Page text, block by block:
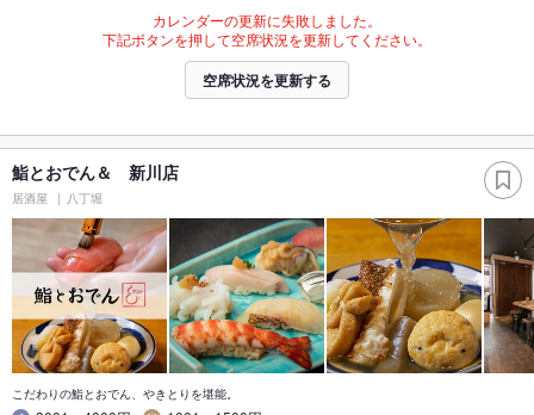
カレンダーの更新に失敗しました。
下記ボタンを押して空席状況を更新してください。
空席状況を更新する
鮨とおでん＆ 新川店
居酒屋 八丁堀
こだわりの鮨とおでん、やきとりを堪能。